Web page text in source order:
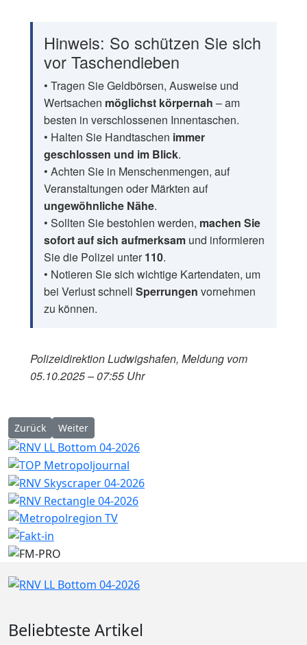
Hinweis: So schützen Sie sich
vor Taschendieben
• Tragen Sie Geldbörsen, Ausweise und
Wertsachen möglichst körpernah – am
besten in verschlossenen Innentaschen.
• Halten Sie Handtaschen immer
geschlossen und im Blick.
• Achten Sie in Menschenmengen, auf
Veranstaltungen oder Märkten auf
ungewöhnliche Nähe.
• Sollten Sie bestohlen werden, machen Sie
sofort auf sich aufmerksam und informieren
Sie die Polizei unter110.
• Notieren Sie sich wichtige Kartendaten, um
bei Verlust schnell Sperrungen vornehmen
zu können.
Polizeidirektion Ludwigshafen, Meldung vom
05.10.2025 – 07:55 Uhr
Vorheriger Beitrag: Frankenthal: Unbekannter streift
Zurück Nächster Beitrag: Frankenthal: Versuchter
Weiter
Beliebteste Artikel